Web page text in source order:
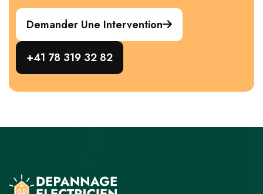
Demander Une Intervention
+41 78 319 32 82